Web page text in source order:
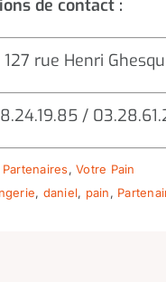
de contact :
rue Henri
/
Partenaires,Votre Pain
, daniel, pain,